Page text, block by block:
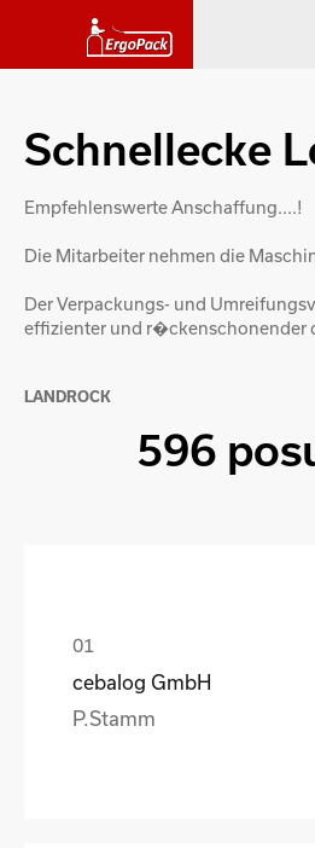
Schnellecke
Empfehlenswerte Anschaffung....!
Die Mitarbeiter nehmen die
Der Verpackungs- und
effizienter und r�ckenschonender
LANDROCK
596
cebalog GmbH
P.Stamm